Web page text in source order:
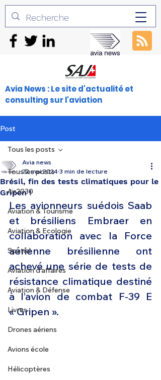
Avia News : Le site d'actualité et
consulting sur l'aviation
Post
Tous les posts
Air2030
Aviation & Tourisme
Aviation & Ecologie
Spatial
Aviation d'affaires
Aviation & Défense
Livres
Drones aériens
Avions école
Hélicoptères
Tous les posts
Brésil, fin des tests climatiques pour le
Gripen !
Avia news
22 mai 2024 3 min de lecture
Les avionneurs suédois Saab
et brésiliens Embraer en
collaboration avec la Force
aérienne brésilienne ont
achevé une série de tests de
résistance climatique destiné
à l’avion de combat F-39 E
« Gripen ».